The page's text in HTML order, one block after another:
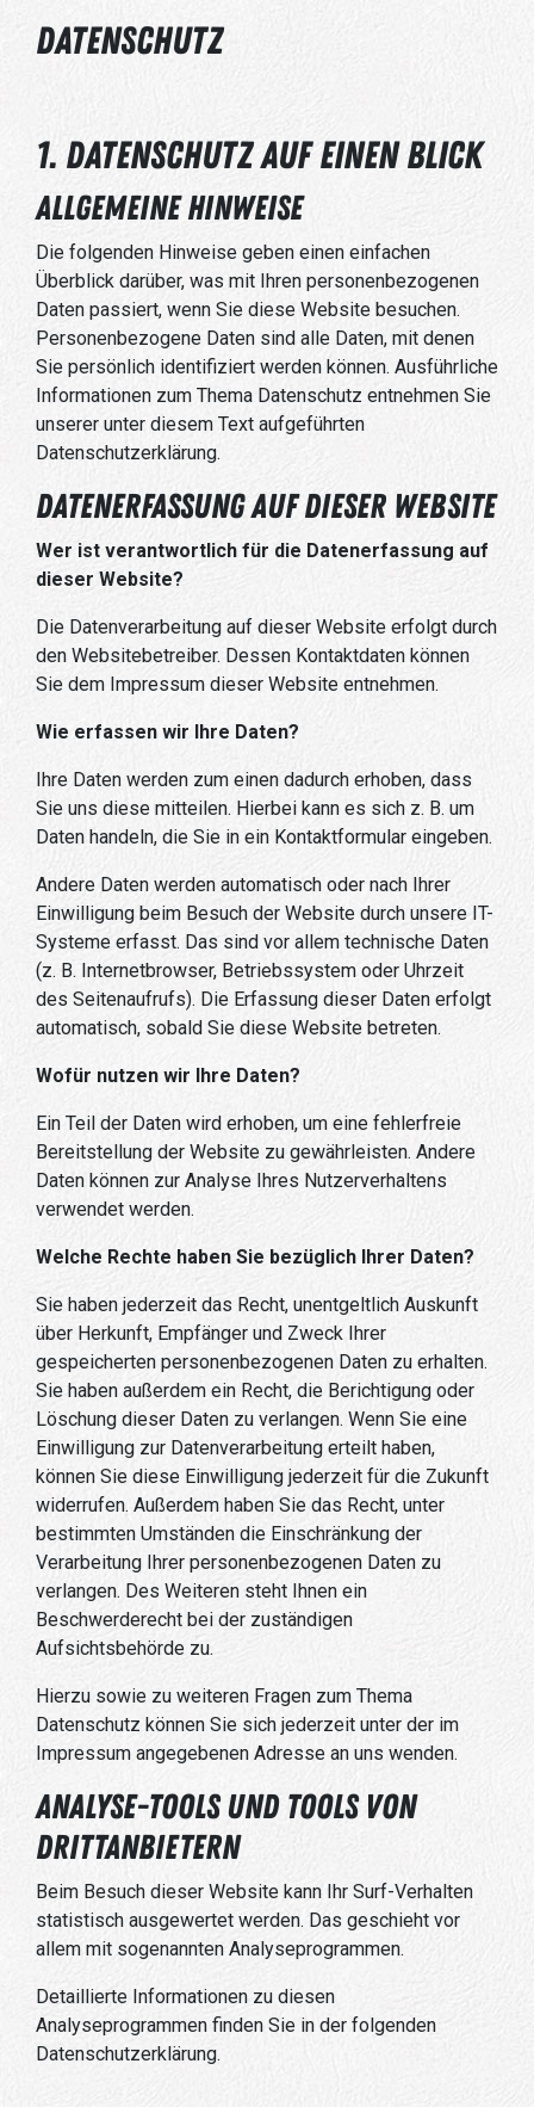
Datenschutz
1. Datenschutz auf einen Blick
Allgemeine Hinweise
Die folgenden Hinweise geben einen einfachen
Überblick darüber, was mit Ihren personenbezogenen
Daten passiert, wenn Sie diese Website besuchen.
Personenbezogene Daten sind alle Daten, mit denen
Sie persönlich identifiziert werden können. Ausführliche
Informationen zum Thema Datenschutz entnehmen Sie
unserer unter diesem Text aufgeführten
Datenschutzerklärung.
Datenerfassung auf dieser Website
Wer ist verantwortlich für die Datenerfassung auf
dieser Website?
Die Datenverarbeitung auf dieser Website erfolgt durch
den Websitebetreiber. Dessen Kontaktdaten können
Sie dem Impressum dieser Website entnehmen.
Wie erfassen wir Ihre Daten?
Ihre Daten werden zum einen dadurch erhoben, dass
Sie uns diese mitteilen. Hierbei kann es sich z. B. um
Daten handeln, die Sie in ein Kontaktformular eingeben.
Andere Daten werden automatisch oder nach Ihrer
Einwilligung beim Besuch der Website durch unsere IT-
Systeme erfasst. Das sind vor allem technische Daten
(z. B. Internetbrowser, Betriebssystem oder Uhrzeit
des Seitenaufrufs). Die Erfassung dieser Daten erfolgt
automatisch, sobald Sie diese Website betreten.
Wofür nutzen wir Ihre Daten?
Ein Teil der Daten wird erhoben, um eine fehlerfreie
Bereitstellung der Website zu gewährleisten. Andere
Daten können zur Analyse Ihres Nutzerverhaltens
verwendet werden.
Welche Rechte haben Sie bezüglich Ihrer Daten?
Sie haben jederzeit das Recht, unentgeltlich Auskunft
über Herkunft, Empfänger und Zweck Ihrer
gespeicherten personenbezogenen Daten zu erhalten.
Sie haben außerdem ein Recht, die Berichtigung oder
Löschung dieser Daten zu verlangen. Wenn Sie eine
Einwilligung zur Datenverarbeitung erteilt haben,
können Sie diese Einwilligung jederzeit für die Zukunft
widerrufen. Außerdem haben Sie das Recht, unter
bestimmten Umständen die Einschränkung der
Verarbeitung Ihrer personenbezogenen Daten zu
verlangen. Des Weiteren steht Ihnen ein
Beschwerderecht bei der zuständigen
Aufsichtsbehörde zu.
Hierzu sowie zu weiteren Fragen zum Thema
Datenschutz können Sie sich jederzeit unter der im
Impressum angegebenen Adresse an uns wenden.
Analyse-Tools und Tools von
Dritt­anbietern
Beim Besuch dieser Website kann Ihr Surf-Verhalten
statistisch ausgewertet werden. Das geschieht vor
allem mit sogenannten Analyseprogrammen.
Detaillierte Informationen zu diesen
Analyseprogrammen finden Sie in der folgenden
Datenschutzerklärung.